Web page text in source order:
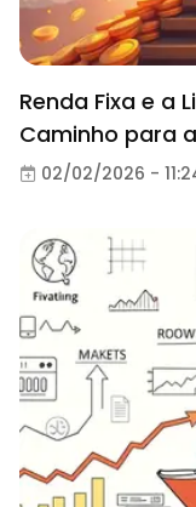
Renda Fixa e a
Caminho para
02/02/2026 -